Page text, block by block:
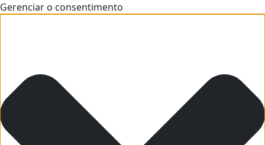
Gerenciar o consentimento